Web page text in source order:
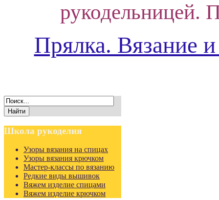
рукодельницей.
Прялка. Вязание
Школа рукоделия
Узоры вязания на спицах
Узоры вязания крючком
Мастер-классы по вязанию
Редкие виды вышивок
Вяжем изделие спицами
Вяжем изделие крючком